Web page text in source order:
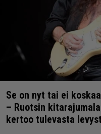
Se on nyt tai ei
– Ruotsin
kertoo tulevasta